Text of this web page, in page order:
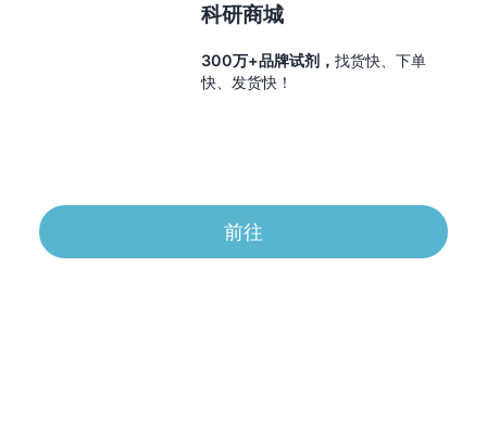
科研商城
300万+品牌试剂，找货快、下单
快、发货快！
前往